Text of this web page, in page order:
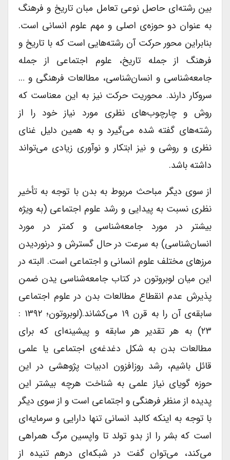
بین رشته‌ای حاصل نوعی تعامل مبان تاریخ و فرهنگ
به عنوان دو حوزه‌ی اصلی و مهم علوم انسانی است.
بنابراین محور حرکت آن رشته‌هایی است که با تاریخ و
فرهنگ از جمله تاریخ، علوم اجتماعی از جمله
جامعه‌شناسی و انسان‌شناسی، مطالعات فرهنگی و …
سروکار دارند. محوریت حرکت نیز به این معناست که
روش و چارچوب‌های نظری مورد نیاز خود را از
رشته‌های گفته شده می‌گیرد و به همین دلیل غنای
نظری و روشی و نیز ابتکار و نوآوری زیادی می‌تواند
داشته باشد.
از سوی دیگر مباحث مربوط به بدن با توجه به تأخیر
نظری نسبت به پیدایی و رشد علوم اجتماعی (به ویژه
بیشتر در مورد جامعه‌شناسی و کمتر در مورد
انسان‌شناسی) به سرعت در حال گسترش و درنوردیدن
مرزهای مختلف علوم انسانی و اجتماعی است. البته در
این میان لوبروتون در کتاب جامعه‌شناسی یدن ضمن
پذیرش عدم انقطاع مطالعات بدن در علوم اجتماعی
سابقه‌ی آن را به قرن ۱۹ می‌کشاند.(لوبروتون؛ ۱۳۹۲ :
۲۳) به هر تقدیر هر سابقه و پیشینه‌ای که برای
مطالعات بدن به شکل دغدغه‌ی اجتماعی یا علمی
قائل باشیم، رشد روزافزون ادبیات پژوهشی در این
حوزه گویای نیاز علمی به شناخت هرچه بیشتر این
پدیده از منظر فرهنگی و اجتماعی است و از سوی دیگر
با توجه به اینکه کالبد انسانی تنها دارایی و سرمایه‌ای
است که بشر را از بدو تولد تا واپسین مرگ همراهی
می‌کند، می‌توان گفت در شبکه‌ای درهم تنیده از